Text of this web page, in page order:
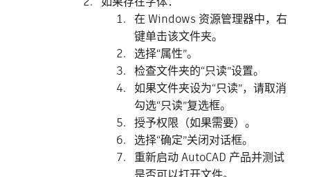
在 Windows 资源管理器中，右
键单击该文件夹。
选择“属性”。
检查文件夹的“只读”设置。
如果文件夹设为“只读”，请取消
勾选“只读”复选框。
授予权限（如果需要）。
选择“确定”关闭对话框。
重新启动 AutoCAD 产品并测试